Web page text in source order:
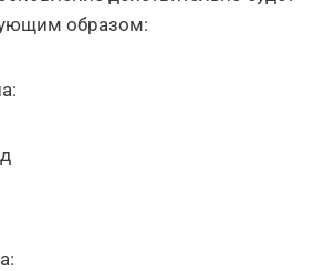
образом: